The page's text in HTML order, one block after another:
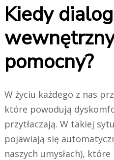
Kiedy dialog
pomocny?
W życiu każdego z nas
które powodują
przytłaczają. W takiej
pojawiają się
naszych umysłach),